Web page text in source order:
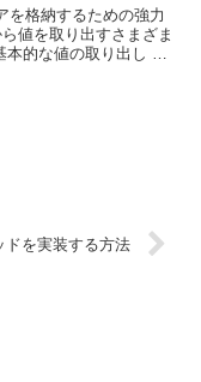
を格納するための強力
値を取り出すさまざま
本的な値の取り出し 最
ドを実装する方法